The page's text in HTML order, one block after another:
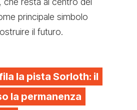
principale simbolo
il futuro.
la pista Sorloth: il
la permanenza